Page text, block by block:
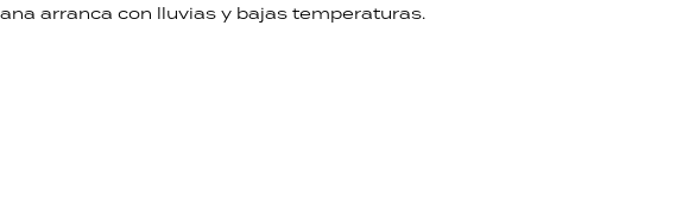
arranca con lluvias y bajas temperaturas.